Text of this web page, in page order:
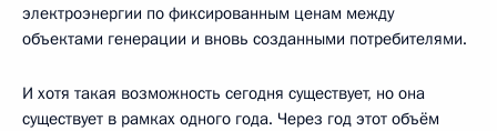
электроэнергии по фиксированным ценам между
объектами генерации и вновь созданными потребителями.
И хотя такая возможность сегодня существует, но она
существует в рамках одного года. Через год этот объём